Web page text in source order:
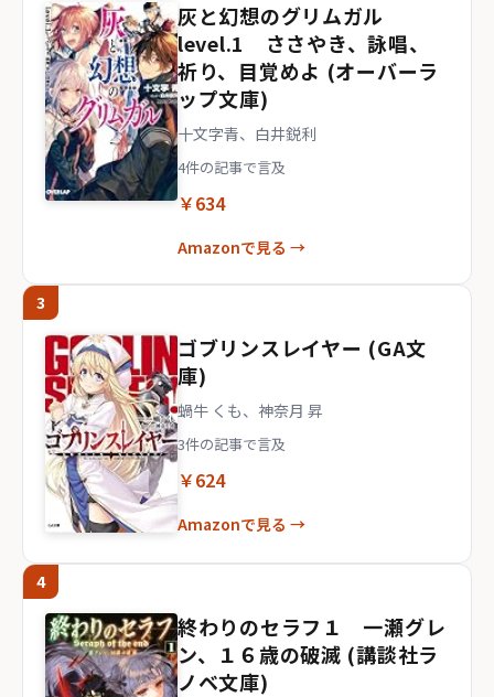
灰と幻想のグリムガル
level.1 ささやき、詠唱、
祈り、目覚めよ (オーバーラ
ップ文庫)
十文字青、白井鋭利
4件の記事で言及
￥634
Amazonで見る →
3
ゴブリンスレイヤー (GA文
庫)
蝸牛 くも、神奈月 昇
3件の記事で言及
￥624
Amazonで見る →
4
終わりのセラフ１ 一瀬グレ
ン、１６歳の破滅 (講談社ラ
ノベ文庫)